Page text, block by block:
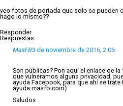
veo fotos de portada que solo se pueden
hago lo mismo??
Responder
Respuestas
MasFB3 de noviembre de 2016, 2:06
Son públicas? Pon aquí el enlace de
que vulneramos alguna privacidad,
ayuda Facebook, para que ahí se
ayuda.masfb.com)
Saludos